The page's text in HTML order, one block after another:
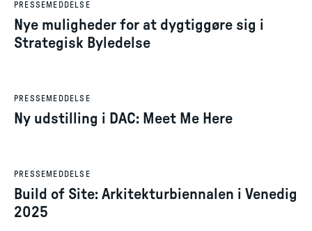
PRESSEMEDDELSE
Nye muligheder for at dygtiggøre sig i
Strategisk Byledelse
PRESSEMEDDELSE
Ny udstilling i DAC: Meet Me Here
PRESSEMEDDELSE
Build of Site: Arkitekturbiennalen i Venedig
2025